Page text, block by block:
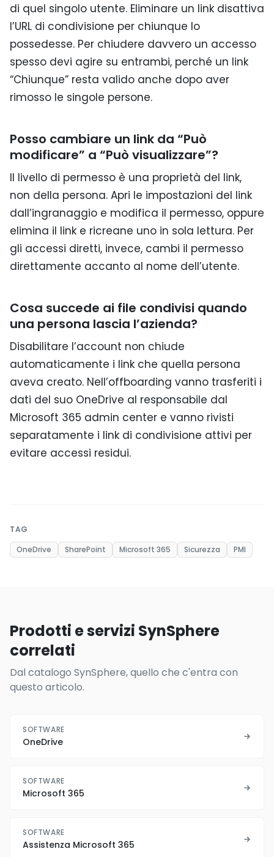
di quel singolo utente. Eliminare un link disattiva
l’URL di condivisione per chiunque lo
possedesse. Per chiudere davvero un accesso
spesso devi agire su entrambi, perché un link
“Chiunque” resta valido anche dopo aver
rimosso le singole persone.
Posso cambiare un link da “Può
modificare” a “Può visualizzare”?
Il livello di permesso è una proprietà del link,
non della persona. Apri le impostazioni del link
dall’ingranaggio e modifica il permesso, oppure
elimina il link e ricreane uno in sola lettura. Per
gli accessi diretti, invece, cambi il permesso
direttamente accanto al nome dell’utente.
Cosa succede ai file condivisi quando
una persona lascia l’azienda?
Disabilitare l’account non chiude
automaticamente i link che quella persona
aveva creato. Nell’offboarding vanno trasferiti i
dati del suo OneDrive al responsabile dal
Microsoft 365 admin center e vanno rivisti
separatamente i link di condivisione attivi per
evitare accessi residui.
TAG
OneDrive
SharePoint Microsoft 365 Sicurezza PMI
Prodotti e servizi SynSphere
correlati
Dal catalogo SynSphere, quello che c'entra con
questo articolo.
SOFTWARE
OneDrive
SOFTWARE
Microsoft 365
SOFTWARE
Assistenza Microsoft 365